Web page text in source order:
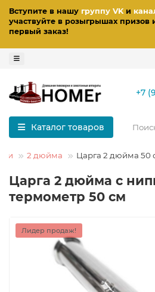
Вступите в нашу группу VKи
участвуйте в розыгрышах призов
первый заказ!
+7
Каталог товаров
2 дюйма Царга 2 дюйма 50
Царга 2 дюйма с
термометр 50 см
Лидер продаж!